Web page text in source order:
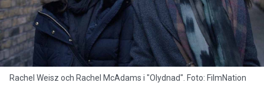
Rachel Weisz och Rachel McAdams i "Olydnad". Foto: FilmNation